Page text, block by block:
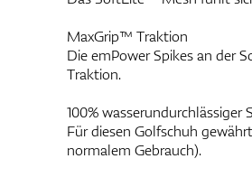
MaxGrip™ Traktion
Die emPower Spikes an der
Traktion.
100% wasserundurchlässiger
Für diesen Golfschuh
normalem Gebrauch).